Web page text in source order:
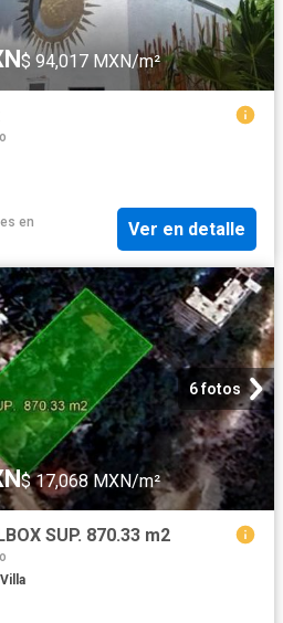
$ 94,017 MXN/m²
en
Ver en detalle
6 fotos
$ 17,068 MXN/m²
SUP. 870.33 m2
Villa